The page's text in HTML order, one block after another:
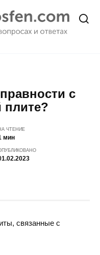
с
плите?
ЧТЕНИЕ
мин
связанные с